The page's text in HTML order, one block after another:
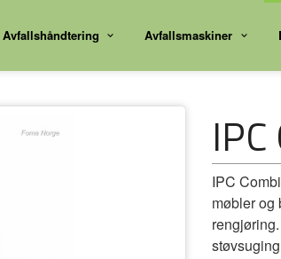
Avfallshåndtering Avfallsmaskiner
IPC
møbler og
støvsuging